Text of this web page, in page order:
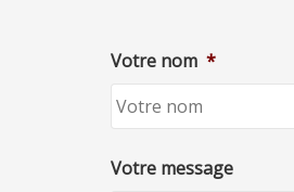
Votre nom *
Votre message